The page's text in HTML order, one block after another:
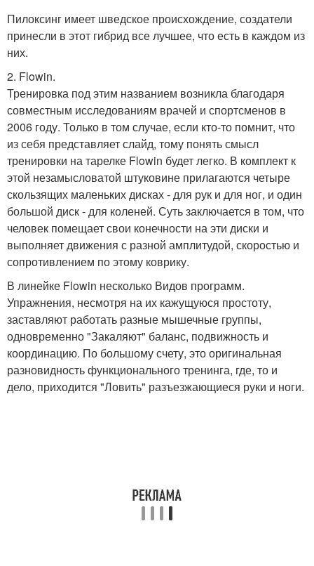
Пилоксинг имеет шведское происхождение, создатели
принесли в этот гибрид все лучшее, что есть в каждом из
них.
2. Flowin.
Тренировка под этим названием возникла благодаря
совместным исследованиям врачей и спортсменов в
2006 году. Только в том случае, если кто-то помнит, что
из себя представляет слайд, тому понять смысл
тренировки на тарелке Flowin будет легко. В комплект к
этой незамысловатой штуковине прилагаются четыре
скользящих маленьких дисках - для рук и для ног, и один
большой диск - для коленей. Суть заключается в том, что
человек помещает свои конечности на эти диски и
выполняет движения с разной амплитудой, скоростью и
сопротивлением по этому коврику.
В линейке Flowin несколько Видов программ.
Упражнения, несмотря на их кажущуюся простоту,
заставляют работать разные мышечные группы,
одновременно "Закаляют" баланс, подвижность и
координацию. По большому счету, это оригинальная
разновидность функционального тренинга, где, то и
дело, приходится "Ловить" разъезжающиеся руки и ноги.